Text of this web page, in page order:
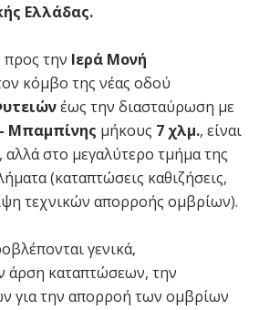
Ελλάδας.
την Ιερά Μονή
κόμβο της νέας οδού
έως την διασταύρωση με
Μπαμπίνης μήκους 7 χλμ., είναι
στο μεγαλύτερο τμήμα της
(καταπτώσεις καθιζήσεις,
τεχνικών απορροής ομβρίων).
γενικά,
άρση καταπτώσεων, την
για την απορροή των ομβρίων